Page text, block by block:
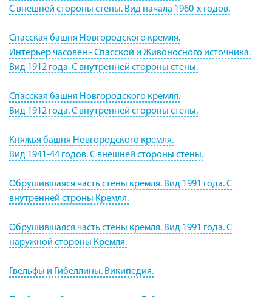
С внешней стороны стены. Вид начала 1960-х годов.
Спасская башня Новгородского кремля.
Интерьер часовен - Спасской и Живоносного источника.
Вид 1912 года. С внутренней стороны стены.
Спасская башня Новгородского кремля.
Вид 1912 года. С внутренней стороны стены.
Княжья башня Новгородского кремля.
Вид 1941-44 годов. С внешней стороны стены.
Обрушившаяся часть стены кремля. Вид 1991 года. С
внутренней строны Кремля.
Обрушившаяся часть стены кремля. Вид 1991 года. С
наружной стороны Кремля.
Гвельфы и Гибеллины. Википедия.